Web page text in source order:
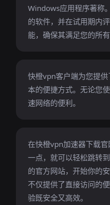
Windows应用程序著称
的软件，并在试用期内
能，确保其满足您的所有
快橙vpn客户端为您提
本的便捷方式。无论您
速网络的便利。
在快橙vpn加速器下载
一点，就可以轻松跳转
的官方网站，开始你的
不仅提供了直接访问的
验既安全又高效。